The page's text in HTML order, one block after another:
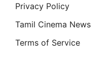
Privacy Policy
Tamil Cinema News
Terms of Service